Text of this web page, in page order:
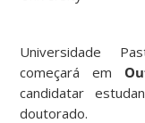
Universidade
começará em
candidatar
doutorado.